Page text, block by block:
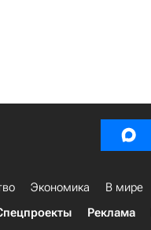
Экономика В мире
Реклама